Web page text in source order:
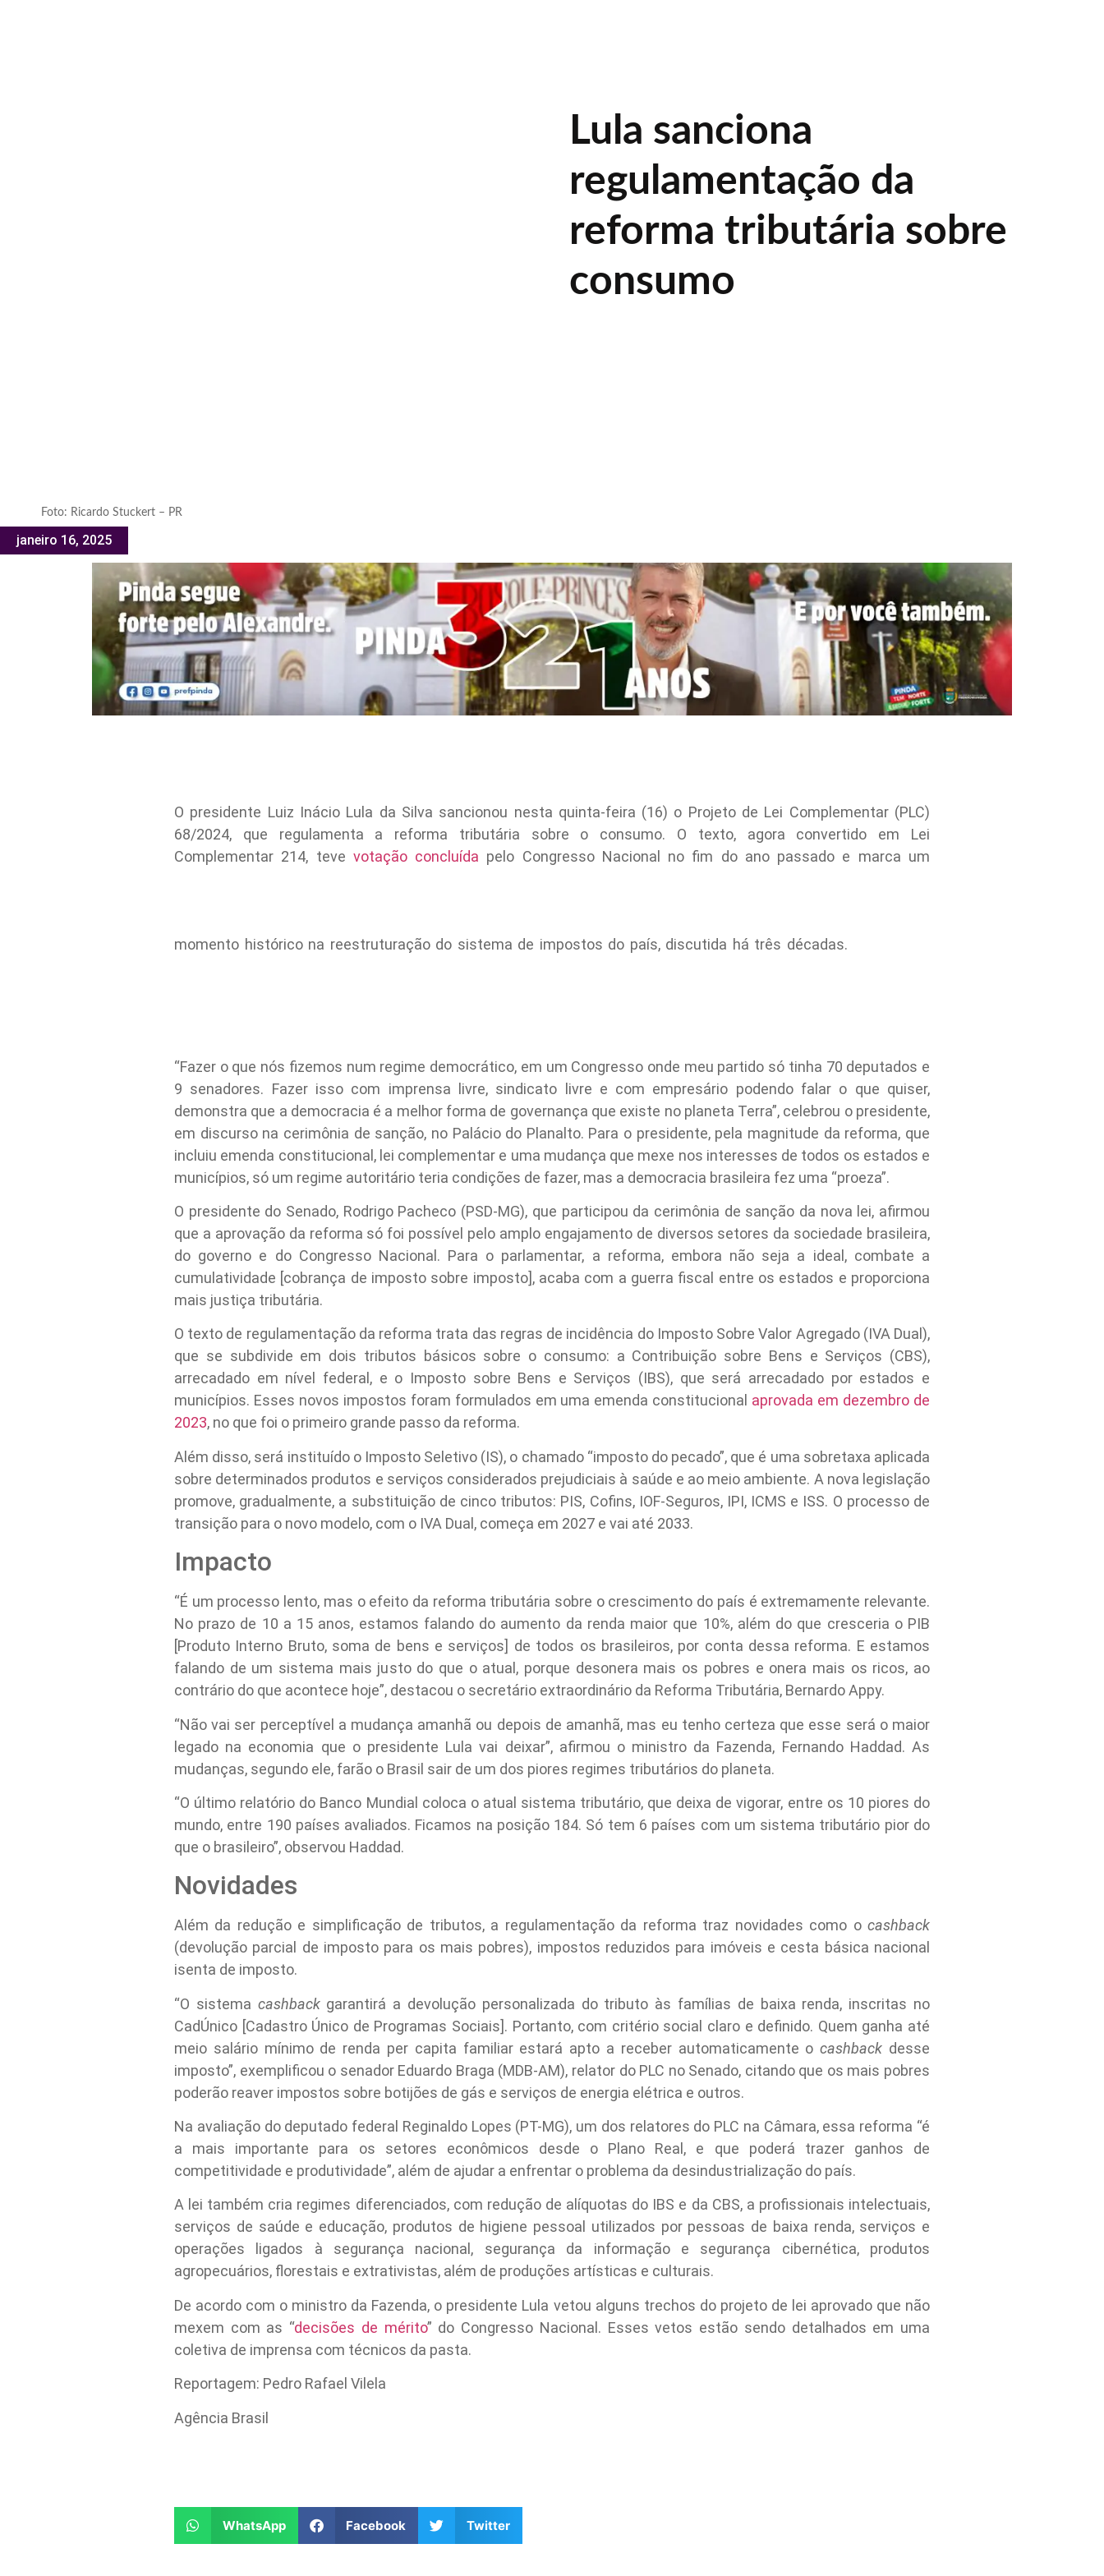
Foto: Ricardo Stuckert – PR
janeiro 16, 2025
Lula sanciona
regulamentação da
reforma tributária sobre
consumo
O presidente Luiz Inácio Lula da Silva sancionou nesta quinta-feira (16) o Projeto de Lei Complementar (PLC)
68/2024, que regulamenta a reforma tributária sobre o consumo. O texto, agora convertido em Lei
Complementar 214, teve votação concluída pelo Congresso Nacional no fim do ano passado e marca um
momento histórico na reestruturação do sistema de impostos do país, discutida há três décadas.
“Fazer o que nós fizemos num regime democrático, em um Congresso onde meu partido só tinha 70 deputados e
9 senadores. Fazer isso com imprensa livre, sindicato livre e com empresário podendo falar o que quiser,
demonstra que a democracia é a melhor forma de governança que existe no planeta Terra”, celebrou o presidente,
em discurso na cerimônia de sanção, no Palácio do Planalto. Para o presidente, pela magnitude da reforma, que
incluiu emenda constitucional, lei complementar e uma mudança que mexe nos interesses de todos os estados e
municípios, só um regime autoritário teria condições de fazer, mas a democracia brasileira fez uma “proeza”.
O presidente do Senado, Rodrigo Pacheco (PSD-MG), que participou da cerimônia de sanção da nova lei, afirmou
que a aprovação da reforma só foi possível pelo amplo engajamento de diversos setores da sociedade brasileira,
do governo e do Congresso Nacional. Para o parlamentar, a reforma, embora não seja a ideal, combate a
cumulatividade [cobrança de imposto sobre imposto], acaba com a guerra fiscal entre os estados e proporciona
mais justiça tributária.
O texto de regulamentação da reforma trata das regras de incidência do Imposto Sobre Valor Agregado (IVA Dual),
que se subdivide em dois tributos básicos sobre o consumo: a Contribuição sobre Bens e Serviços (CBS),
arrecadado em nível federal, e o Imposto sobre Bens e Serviços (IBS), que será arrecadado por estados e
municípios. Esses novos impostos foram formulados em uma emenda constitucional aprovada em dezembro de
2023, no que foi o primeiro grande passo da reforma.
Além disso, será instituído o Imposto Seletivo (IS), o chamado “imposto do pecado”, que é uma sobretaxa aplicada
sobre determinados produtos e serviços considerados prejudiciais à saúde e ao meio ambiente. A nova legislação
promove, gradualmente, a substituição de cinco tributos: PIS, Cofins, IOF-Seguros, IPI, ICMS e ISS. O processo de
transição para o novo modelo, com o IVA Dual, começa em 2027 e vai até 2033.
Impacto
“É um processo lento, mas o efeito da reforma tributária sobre o crescimento do país é extremamente relevante.
No prazo de 10 a 15 anos, estamos falando do aumento da renda maior que 10%, além do que cresceria o PIB
[Produto Interno Bruto, soma de bens e serviços] de todos os brasileiros, por conta dessa reforma. E estamos
falando de um sistema mais justo do que o atual, porque desonera mais os pobres e onera mais os ricos, ao
contrário do que acontece hoje”, destacou o secretário extraordinário da Reforma Tributária, Bernardo Appy.
“Não vai ser perceptível a mudança amanhã ou depois de amanhã, mas eu tenho certeza que esse será o maior
legado na economia que o presidente Lula vai deixar”, afirmou o ministro da Fazenda, Fernando Haddad. As
mudanças, segundo ele, farão o Brasil sair de um dos piores regimes tributários do planeta.
“O último relatório do Banco Mundial coloca o atual sistema tributário, que deixa de vigorar, entre os 10 piores do
mundo, entre 190 países avaliados. Ficamos na posição 184. Só tem 6 países com um sistema tributário pior do
que o brasileiro”, observou Haddad.
Novidades
Além da redução e simplificação de tributos, a regulamentação da reforma traz novidades como o cashback
(devolução parcial de imposto para os mais pobres), impostos reduzidos para imóveis e cesta básica nacional
isenta de imposto.
“O sistema cashbackgarantirá a devolução personalizada do tributo às famílias de baixa renda, inscritas no
CadÚnico [Cadastro Único de Programas Sociais]. Portanto, com critério social claro e definido. Quem ganha até
meio salário mínimo de renda per capita familiar estará apto a receber automaticamente ocashback desse
imposto”, exemplificou o senador Eduardo Braga (MDB-AM), relator do PLC no Senado, citando que os mais pobres
poderão reaver impostos sobre botijões de gás e serviços de energia elétrica e outros.
Na avaliação do deputado federal Reginaldo Lopes (PT-MG), um dos relatores do PLC na Câmara, essa reforma “é
a mais importante para os setores econômicos desde o Plano Real, e que poderá trazer ganhos de
competitividade e produtividade”, além de ajudar a enfrentar o problema da desindustrialização do país.
A lei também cria regimes diferenciados, com redução de alíquotas do IBS e da CBS, a profissionais intelectuais,
serviços de saúde e educação, produtos de higiene pessoal utilizados por pessoas de baixa renda, serviços e
operações ligados à segurança nacional, segurança da informação e segurança cibernética, produtos
agropecuários, florestais e extrativistas, além de produções artísticas e culturais.
De acordo com o ministro da Fazenda, o presidente Lula vetou alguns trechos do projeto de lei aprovado que não
mexem com as “decisões de mérito” do Congresso Nacional. Esses vetos estão sendo detalhados em uma
coletiva de imprensa com técnicos da pasta.
Reportagem: Pedro Rafael Vilela
Agência Brasil
WhatsApp Facebook Twitter